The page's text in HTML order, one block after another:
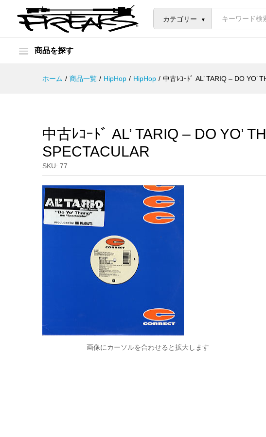
カテゴリー
商品を探す
ホーム / 商品一覧 / HipHop / HipHop / 中古ﾚｺｰﾄﾞ AL’ TARIQ – DO YO’
中古ﾚｺｰﾄﾞ AL’ TARIQ – DO YO’
SPECTACULAR
SKU: 77
画像にカーソルを合わせると拡大します
中古ﾚｺｰﾄﾞ AL' TARIQ - DO YO' THANG /
説明